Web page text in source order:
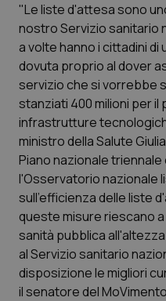
Studi e Analisi
Lettere al direttore
Edizioni Regionali
QS Pro
Professionisti
Abruzzo
Basilicata
QS Pro Gold
Artrite & artrosi
QS Club Newsletter
"Le liste d'attesa sono
nostro Servizio sanitario
a volte hanno i cittadini
dovuta proprio al dover
servizio che si vorrebbe
stanziati 400 milioni per
infrastrutture
ministro della Salute
Piano nazionale
l'Osservatorio nazionale
sull'efficienza delle liste
queste misure riescano
sanità pubblica
al Servizio sanitario
disposizione le migliori
il senatore del